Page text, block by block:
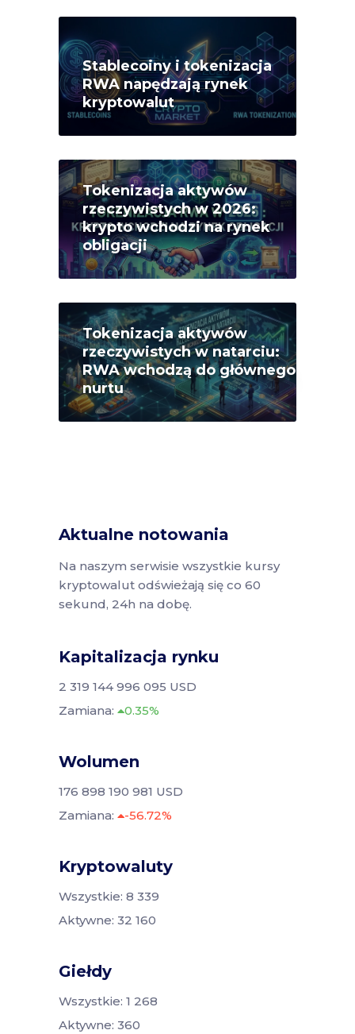
Stablecoiny i tokenizacja
RWA napędzają rynek
kryptowalut
Tokenizacja aktywów
rzeczywistych w 2026:
krypto wchodzi na rynek
obligacji
Tokenizacja aktywów
rzeczywistych w natarciu:
RWA wchodzą do głównego
nurtu
Aktualne notowania
Na naszym serwisie wszystkie kursy
kryptowalut odświeżają się co 60
sekund, 24h na dobę.
Kapitalizacja rynku
2 319 144 996 095 USD
Zamiana:
0.35%
Wolumen
176 898 190 981 USD
Zamiana:
-56.72%
Kryptowaluty
Wszystkie: 8 339
Aktywne: 32 160
Giełdy
Wszystkie: 1 268
Aktywne: 360